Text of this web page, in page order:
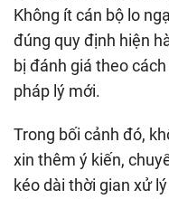
Không ít cán bộ lo
đúng quy định hiện
bị đánh giá theo
pháp lý mới.
Trong bối cảnh đó,
xin thêm ý kiến,
kéo dài thời gian xử